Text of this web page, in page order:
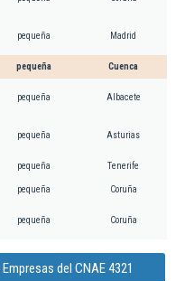
pequeña Madrid
pequeña Cuenca
pequeña Albacete
pequeña Asturias
pequeña Tenerife
pequeña Coruña
pequeña Coruña
del CNAE 4321